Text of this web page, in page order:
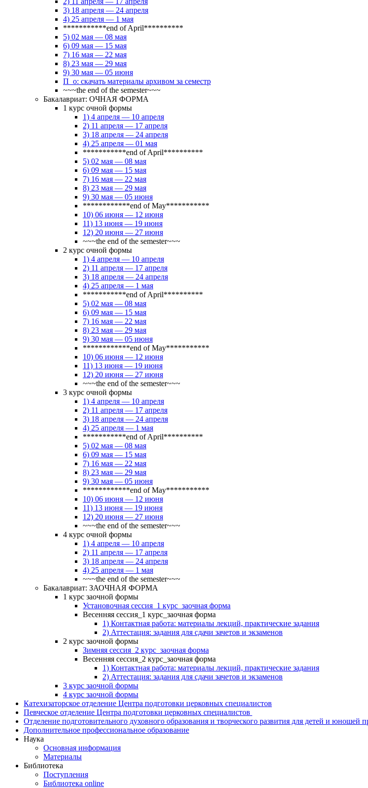
3) 18 апреля — 24 апреля
4) 25 апреля — 1 мая
***********end of April**********
5) 02 мая — 08 мая
6) 09 мая — 15 мая
7) 16 мая — 22 мая
8) 23 мая — 29 мая
9) 30 мая — 05 июня
П_о: скачать материалы архивом за семестр
~~~the end of the semester~~~
Бакалавриат: ОЧНАЯ ФОРМА
1 курс очной формы
1) 4 апреля — 10 апреля
2) 11 апреля — 17 апреля
3) 18 апреля — 24 апреля
4) 25 апреля — 01 мая
***********end of April**********
5) 02 мая — 08 мая
6) 09 мая — 15 мая
7) 16 мая — 22 мая
8) 23 мая — 29 мая
9) 30 мая — 05 июня
************end of May***********
10) 06 июня — 12 июня
11) 13 июня — 19 июня
12) 20 июня — 27 июня
~~~the end of the semester~~~
2 курс очной формы
1) 4 апреля — 10 апреля
2) 11 апреля — 17 апреля
3) 18 апреля — 24 апреля
4) 25 апреля — 1 мая
***********end of April**********
5) 02 мая — 08 мая
6) 09 мая — 15 мая
7) 16 мая — 22 мая
8) 23 мая — 29 мая
9) 30 мая — 05 июня
************end of May***********
10) 06 июня — 12 июня
11) 13 июня — 19 июня
12) 20 июня — 27 июня
~~~the end of the semester~~~
3 курс очной формы
1) 4 апреля — 10 апреля
2) 11 апреля — 17 апреля
3) 18 апреля — 24 апреля
4) 25 апреля — 1 мая
***********end of April**********
5) 02 мая — 08 мая
6) 09 мая — 15 мая
7) 16 мая — 22 мая
8) 23 мая — 29 мая
9) 30 мая — 05 июня
************end of May***********
10) 06 июня — 12 июня
11) 13 июня — 19 июня
12) 20 июня — 27 июня
~~~the end of the semester~~~
4 курс очной формы
1) 4 апреля — 10 апреля
2) 11 апреля — 17 апреля
3) 18 апреля — 24 апреля
4) 25 апреля — 1 мая
~~~the end of the semester~~~
Бакалавриат: ЗАОЧНАЯ ФОРМА
1 курс заочной формы
Установочная сессия_1 курс_заочная форма
Весенняя сессия_1 курс_заочная форма
1) Контактная работа: материалы лекций, практические задания
2) Аттестация: задания для сдачи зачетов и экзаменов
2 курс заочной формы
Зимняя сессия_2 курс_заочная форма
Весенняя сессия_2 курс_заочная форма
1) Контактная работа: материалы лекций, практические задания
2) Аттестация: задания для сдачи зачетов и экзаменов
3 курс заочной формы
4 курс заочной формы
Катехизаторское отделение Центра подготовки церковных специалистов
Певческое отделение Центра подготовки церковных специалистов
Отделение подготовительного духовного образования и творческого развития для детей и юношей
Дополнительное профессиональное образование
Наука
Основная информация
Материалы
Библиотека
Поступления
Библиотека online